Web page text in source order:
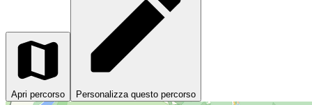
Apri percorso Personalizza questo percorso